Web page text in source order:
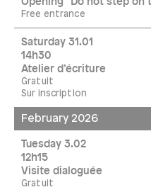
Free entrance
Saturday 31.01
14h30
Atelier d’écriture
Gratuit
Sur inscription
February 2026
Tuesday 3.02
12h15
Visite dialoguée
Gratuit